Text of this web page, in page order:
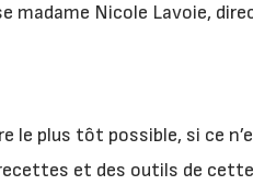
madame Nicole Lavoie,
le plus tôt possible, si ce
et des outils de